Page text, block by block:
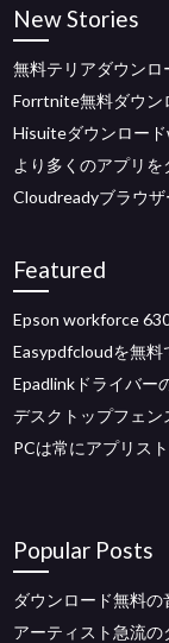
New Stories
無料テリアダウンロ
Forrtnite無料ダウン
Hisuiteダウンロー
より多くのアプリ
Cloudreadyブラウ
Featured
Epson workforce
Easypdfcloudを無料
Epadlinkドライバー
デスクトップフェ
PCは常にアプリス
Popular Posts
ダウンロード無料
アーティスト急流